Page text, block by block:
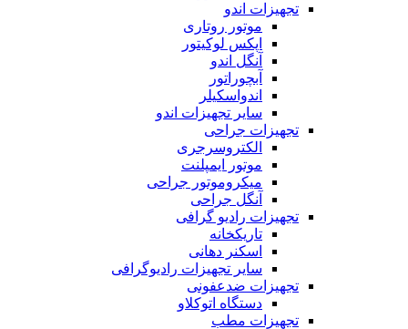
تجهیزات اندو
موتور روتاری
اپکس لوکیتور
آنگل اندو
آبچوراتور
اندواسکیلر
سایر تجهیزات اندو
تجهیزات جراحی
الکتروسرجری
موتور ایمپلنت
میکروموتور جراحی
آنگل جراحی
تجهیزات رادیو گرافی
تاریکخانه
اسکنر دهانی
سایر تجهیزات رادیوگرافی
تجهیزات ضدعفونی
دستگاه اتوکلاو
تجهیزات مطب